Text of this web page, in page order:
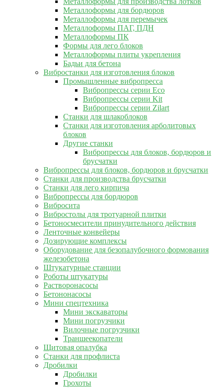
Металлоформы для бордюров
Металлоформы для перемычек
Металлоформы ПАГ, ПДН
Металлоформы ПК
Формы для лего блоков
Металлоформы плиты укрепления
Бадьи для бетона
Вибростанки для изготовления блоков
Промышленные вибропресса
Вибропрессы серии Eco
Вибропрессы серии Kit
Вибропрессы серии Zilart
Станки для шлакоблоков
Станки для изготовления арболитовых
блоков
Другие станки
Вибропрессы для блоков, бордюров и
брусчатки
Вибропрессы для блоков, бордюров и брусчатки
Станки для производства брусчатки
Станки для лего кирпича
Вибропрессы для бордюров
Вибросита
Вибростолы для тротуарной плитки
Бетоносмесители принудительного действия
Ленточные конвейеры
Дозирующие комплексы
Оборудование для безопалубочного формования
железобетона
Штукатурные станции
Роботы штукатуры
Растворонасосы
Бетононасосы
Мини спецтехника
Мини экскаваторы
Мини погрузчики
Вилочные погрузчики
Траншеекопатели
Щитовая опалубка
Станки для профлиста
Дробилки
Дробилки
Грохоты